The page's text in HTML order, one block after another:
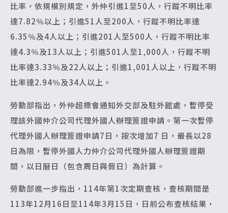
比率，依規模別規定，外仲引進1至50人，行蹤不明比率
達7.82％以上；引進51人至200人，行蹤不明比率達
6.35％及4人以上；引進201人至500人，行蹤不明比率
達4.3％及13人以上；引進501人至1,000人，行蹤不明
比率達3.33％及22人以上；引進1,001人以上，行蹤不明
比率達2.94％及34人以上。
勞動部指出，外仲超標會通知外交部及駐外館處，暫停受
理該外國仲介公司代理外國人辦理簽證申請。第一次暫停
代理外國人辦理簽證申請7日，按次增加7 日，最長以28
日為限，暫停外國人力仲介公司代理外國人辦理簽證期
間，以日曆日（包含周日與假日）為計算。
勞動部進一步指出，114年第1次定期查核，查核期間是
113年12月16日至114年3月15日，日前公布查核結果，